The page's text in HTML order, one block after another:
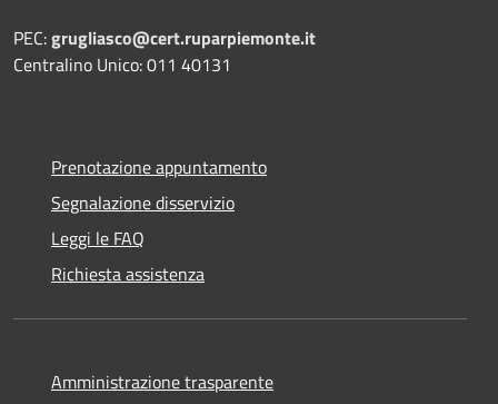
PEC:grugliasco@cert.ruparpiemonte.it
Centralino Unico: 011 40131
Prenotazione appuntamento
Segnalazione disservizio
Leggi le FAQ
Richiesta assistenza
Amministrazione trasparente